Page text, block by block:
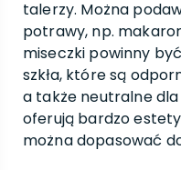
talerzy. Można
potrawy, np.
miseczki powinny
szkła, które są
a także neutralne
oferują bardzo
można dopasować